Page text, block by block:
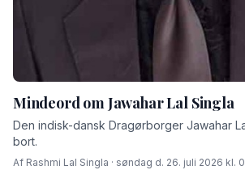
Mindeord om Jawahar Lal Singla
Den indisk-dansk Dragørborger Jawahar
bort.
Af Rashmi Lal Singla · søndag d. 26. juli 2026 kl.